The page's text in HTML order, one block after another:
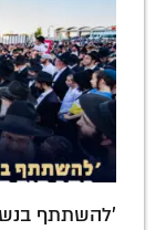
'להשתתף